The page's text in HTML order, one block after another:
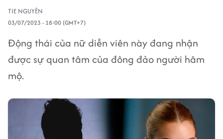
TIE NGUYÊN
03/07/2023 - 18:00 (GMT+7)
Động thái của nữ diễn viên này đang nhận
được sự quan tâm của đông đảo người hâm
mộ.